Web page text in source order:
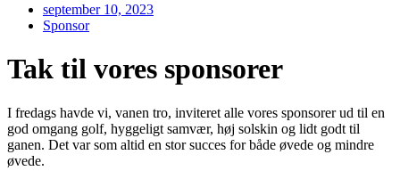
september 10, 2023
Sponsor
Tak til vores sponsorer
I fredags havde vi, vanen tro, inviteret alle vores sponsorer ud til en
god omgang golf, hyggeligt samvær, høj solskin og lidt godt til
ganen. Det var som altid en stor succes for både øvede og mindre
øvede.